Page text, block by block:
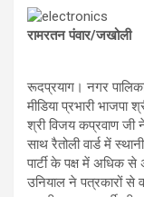
A
p
p
रामरतन पंवार/जखोली
रूदप्रयाग। नगर
मीडिया प्रभारी
श्री विजय कप्रवाण जी
साथ रैतोली वार्ड में
पार्टी के पक्ष में अधिक
उनियाल ने पत्रकारों से